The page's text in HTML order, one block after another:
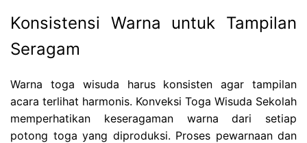
Konsistensi Warna untuk Tampilan
Seragam
Warna toga wisuda harus konsisten agar tampilan
acara terlihat harmonis. Konveksi Toga Wisuda Sekolah
memperhatikan keseragaman warna dari setiap
potong toga yang diproduksi. Proses pewarnaan dan